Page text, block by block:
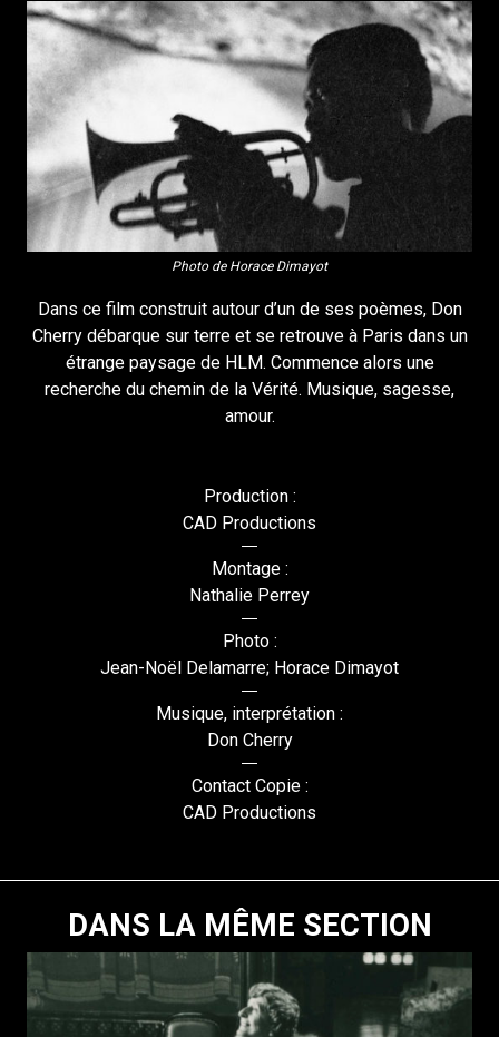
Photo de Horace Dimayot
Dans ce film construit autour d’un de ses poèmes, Don
Cherry débarque sur terre et se retrouve à Paris dans un
étrange paysage de HLM. Commence alors une
recherche du chemin de la Vérité. Musique, sagesse,
amour.
Production :
CAD Productions
Montage :
Nathalie Perrey
Photo :
Jean-Noël Delamarre; Horace Dimayot
Musique, interprétation :
Don Cherry
Contact Copie :
CAD Productions
DANS LA MÊME SECTION